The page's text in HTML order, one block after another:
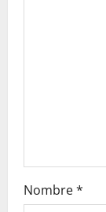
Nombre*